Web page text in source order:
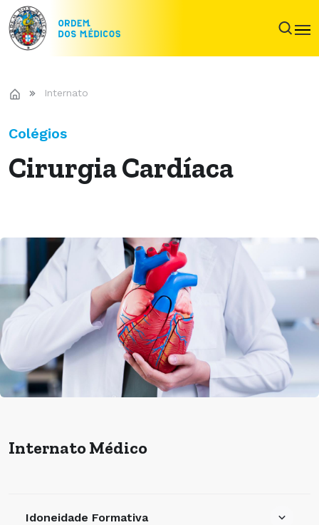
Internato
Colégios
Cirurgia Cardíaca
Internato Médico
Idoneidade Formativa